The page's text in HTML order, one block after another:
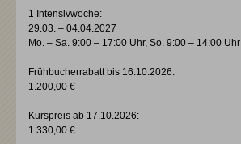
1 Intensivwoche:
29.03. – 04.04.2027
Mo. – Sa. 9:00 – 17:00 Uhr, So. 9:00 – 14:00 Uhr
Frühbucherrabatt bis 16.10.2026:
1.200,00 €
Kurspreis ab 17.10.2026:
1.330,00 €